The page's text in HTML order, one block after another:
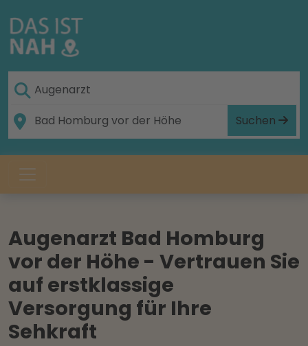
Suchen
Augenarzt Bad Homburg
vor der Höhe - Vertrauen Sie
auf erstklassige
Versorgung für Ihre
Sehkraft